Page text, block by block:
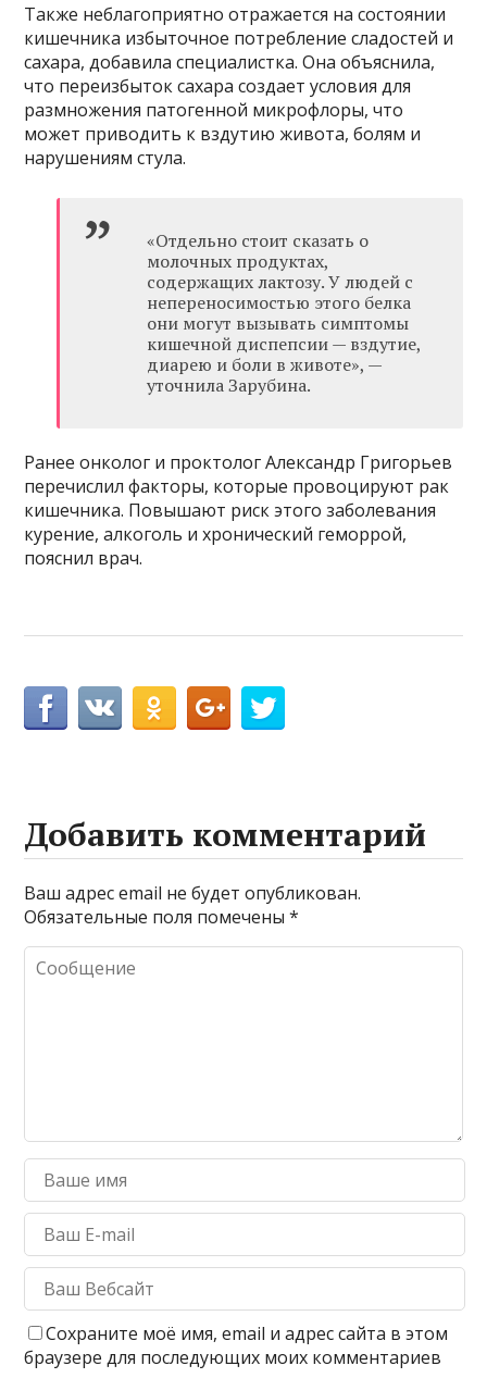
Также неблагоприятно отражается на состоянии
кишечника избыточное потребление сладостей и
сахара, добавила специалистка. Она объяснила,
что переизбыток сахара создает условия для
размножения патогенной микрофлоры, что
может приводить к вздутию живота, болям и
нарушениям стула.
«Отдельно стоит сказать о
молочных продуктах,
содержащих лактозу. У людей с
непереносимостью этого белка
они могут вызывать симптомы
кишечной диспепсии — вздутие,
диарею и боли в животе», —
уточнила Зарубина.
Ранее онколог и проктолог Александр Григорьев
перечислил факторы, которые провоцируют рак
кишечника. Повышают риск этого заболевания
курение, алкоголь и хронический геморрой,
пояснил врач.
Добавить комментарий
Ваш адрес email не будет опубликован.
Обязательные поля помечены*
Сохраните моё имя, email и адрес сайта в этом
браузере для последующих моих комментариев